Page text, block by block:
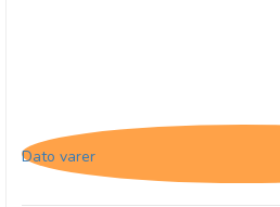
Dato varer